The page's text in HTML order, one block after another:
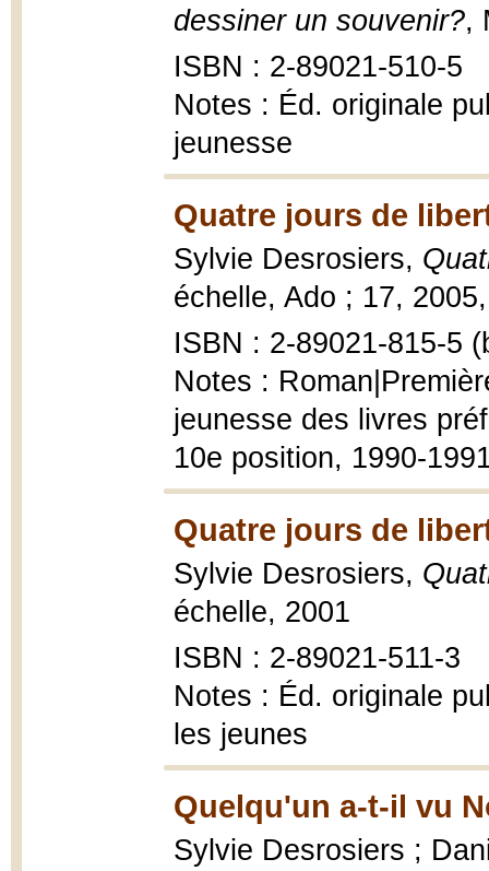
dessiner un souvenir?,
ISBN : 2-89021-510-5
Notes : Éd. originale
jeunesse
Quatre jours de
Sylvie Desrosiers,
échelle, Ado ; 17,
ISBN : 2-89021-815-5
Notes :
jeunesse des livres
10e position, 1990-
Quatre jours de
Sylvie Desrosiers,
échelle, 2001
ISBN : 2-89021-511-3
Notes : Éd. originale
les jeunes
Quelqu'un a-t-il vu
Sylvie Desrosiers ;